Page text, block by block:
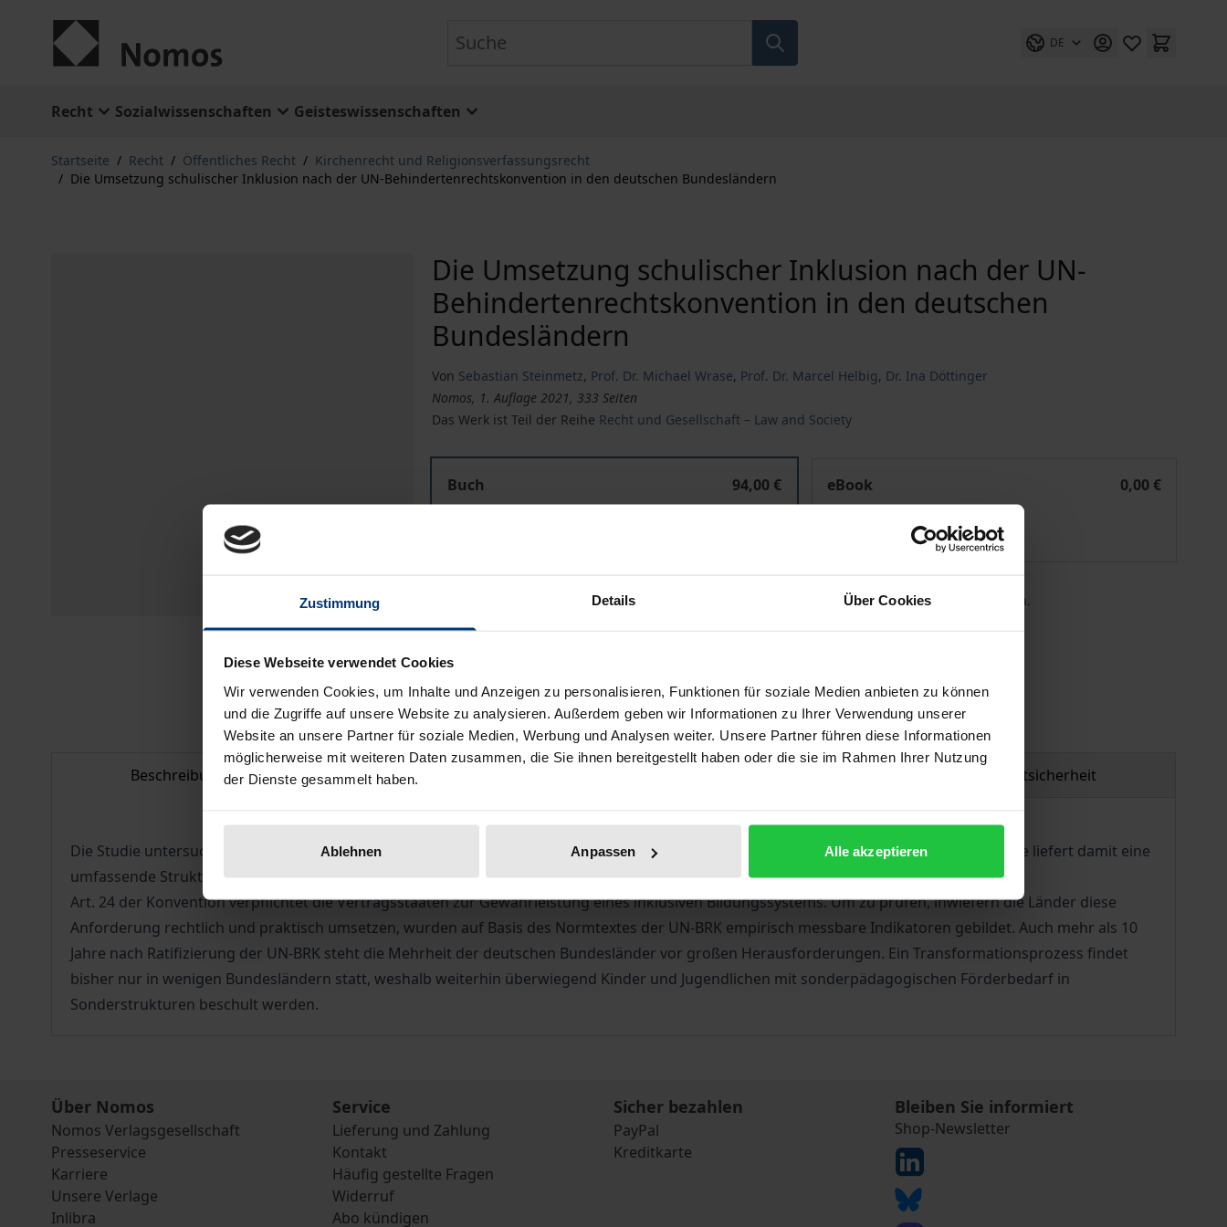
Zustimmung Details Über Cookies
Diese Webseite verwendet Cookies
Wir verwenden Cookies, um Inhalte und Anzeigen zu personalisieren, Funktionen für soziale Medien anbieten zu können
und die Zugriffe auf unsere Website zu analysieren. Außerdem geben wir Informationen zu Ihrer Verwendung unserer
Website an unsere Partner für soziale Medien, Werbung und Analysen weiter. Unsere Partner führen diese Informationen
möglicherweise mit weiteren Daten zusammen, die Sie ihnen bereitgestellt haben oder die sie im Rahmen Ihrer Nutzung
der Dienste gesammelt haben.
Ablehnen Anpassen Alle akzeptieren
DE
Recht Sozialwissenschaften Geisteswissenschaften
Startseite / Recht / Öffentliches Recht / Kirchenrecht und Religionsverfassungsrecht
/ Die Umsetzung schulischer Inklusion nach der UN-Behindertenrechtskonvention in den deutschen Bundesländern
Die Umsetzung schulischer Inklusion nach der UN-
Behindertenrechtskonvention in den deutschen
Bundesländern
Von Sebastian Steinmetz, Prof. Dr. Michael Wrase, Prof. Dr. Marcel Helbig, Dr. Ina Döttinger
Nomos, 1. Auflage 2021, 333 Seiten
Das Werk ist Teil der Reihe Recht und Gesellschaft – Law and Society
Buch
94,00 €
eBook
0,00 €
Preisangaben inkl. MwSt. Abhängig von der Lieferadresse kann die MwSt. an der Kasse variieren.
Hinweise zu Versandkosten
Beschreibung Bibliografische Angaben Produktsicherheit
Die Studie untersucht den derzeitigen Umsetzungsstand der UN-BRK im Bereich schulische Inklusion in den deutschen Bundesländern. Sie liefert damit eine
umfassende Strukturanalyse in diesem Bereich.
Art. 24 der Konvention verpflichtet die Vertragsstaaten zur Gewährleistung eines inklusiven Bildungssystems. Um zu prüfen, inwiefern die Länder diese
Anforderung rechtlich und praktisch umsetzen, wurden auf Basis des Normtextes der UN-BRK empirisch messbare Indikatoren gebildet. Auch mehr als 10
Jahre nach Ratifizierung der UN-BRK steht die Mehrheit der deutschen Bundesländer vor großen Herausforderungen. Ein Transformationsprozess findet
bisher nur in wenigen Bundesländern statt, weshalb weiterhin überwiegend Kinder und Jugendlichen mit sonderpädagogischen Förderbedarf in
Sonderstrukturen beschult werden.
Über Nomos
Nomos Verlagsgesellschaft
Presseservice
Karriere
Unsere Verlage
Inlibra
Service
Lieferung und Zahlung
Kontakt
Häufig gestellte Fragen
Widerruf
Abo kündigen
Sicher bezahlen
PayPal
Kreditkarte
Bleiben Sie informiert
Shop-Newsletter